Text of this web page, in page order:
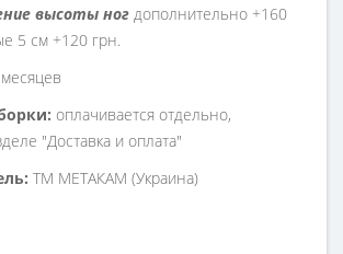
высоты ног дополнительно +160
5 см +120 грн.
оплачивается отдельно,
"Доставка и оплата"
ТМ МЕТАКАМ (Украина)